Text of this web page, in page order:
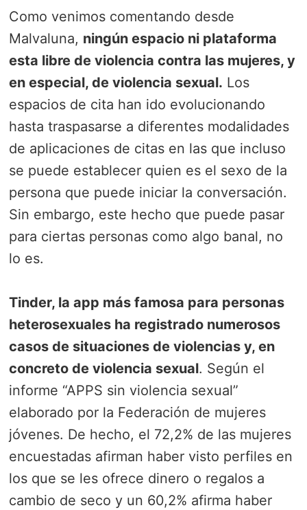
Como venimos comentando desde
Malvaluna, ningún espacio ni plataforma
esta libre de violencia contra las mujeres, y
en especial, de violencia sexual. Los
espacios de cita han ido evolucionando
hasta traspasarse a diferentes modalidades
de aplicaciones de citas en las que incluso
se puede establecer quien es el sexo de la
persona que puede iniciar la conversación.
Sin embargo, este hecho que puede pasar
para ciertas personas como algo banal, no
lo es.
Tinder, la app más famosa para personas
heterosexuales ha registrado numerosos
casos de situaciones de violencias y, en
concreto de violencia sexual. Según el
informe “APPS sin violencia sexual”
elaborado por la Federación de mujeres
jóvenes. De hecho, el 72,2% de las mujeres
encuestadas afirman haber visto perfiles en
los que se les ofrece dinero o regalos a
cambio de seco y un 60,2% afirma haber